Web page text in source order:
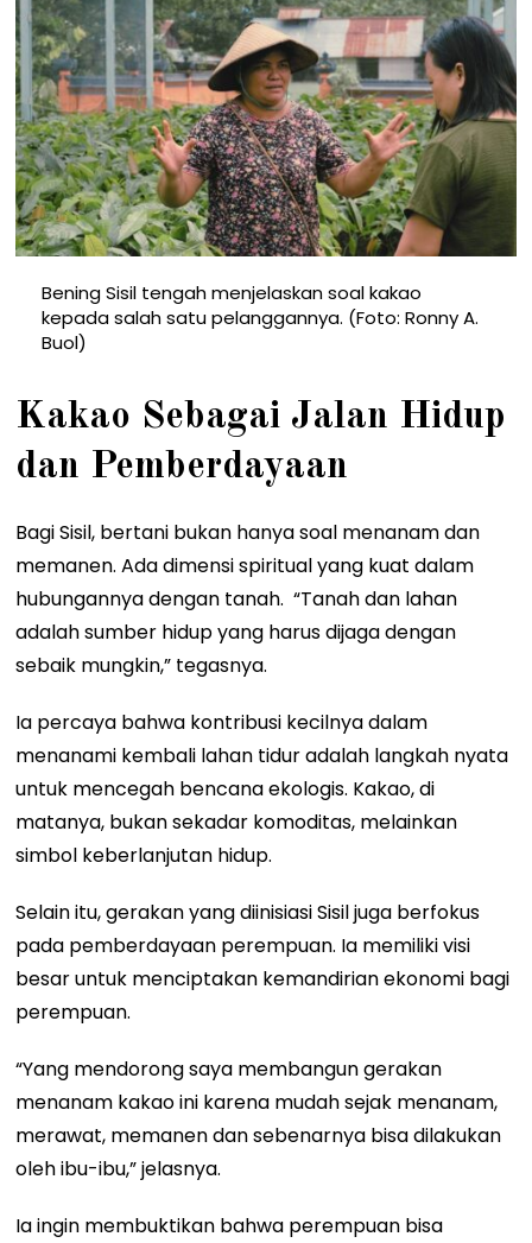
Bening Sisil tengah menjelaskan soal kakao
kepada salah satu pelanggannya. (Foto: Ronny A.
Buol)
Kakao Sebagai Jalan Hidup
dan Pemberdayaan
Bagi Sisil, bertani bukan hanya soal menanam dan
memanen. Ada dimensi spiritual yang kuat dalam
hubungannya dengan tanah. “Tanah dan lahan
adalah sumber hidup yang harus dijaga dengan
sebaik mungkin,” tegasnya.
Ia percaya bahwa kontribusi kecilnya dalam
menanami kembali lahan tidur adalah langkah nyata
untuk mencegah bencana ekologis. Kakao, di
matanya, bukan sekadar komoditas, melainkan
simbol keberlanjutan hidup.
Selain itu, gerakan yang diinisiasi Sisil juga berfokus
pada pemberdayaan perempuan. Ia memiliki visi
besar untuk menciptakan kemandirian ekonomi bagi
perempuan.
“Yang mendorong saya membangun gerakan
menanam kakao ini karena mudah sejak menanam,
merawat, memanen dan sebenarnya bisa dilakukan
oleh ibu-ibu,” jelasnya.
Ia ingin membuktikan bahwa perempuan bisa